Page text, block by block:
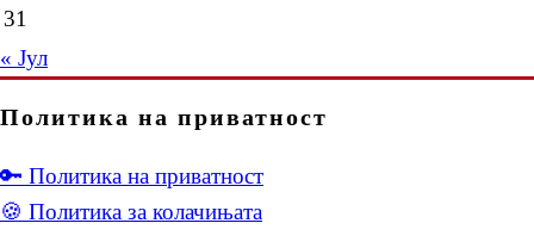
31
« Јул
Политика на приватност
🔑 Политика на приватност
🍪 Политика за колачињата